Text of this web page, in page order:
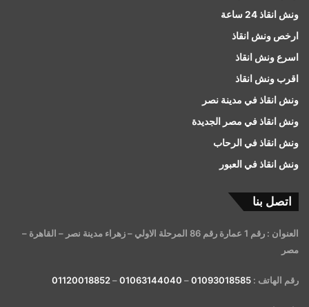
ونش انقاذ 24 ساعة
ارخص ونش انقاذ
اسرع ونش انقاذ
اقرب ونش انقاذ
ونش انقاذ في مدينة نصر
ونش انقاذ في مصر الجديدة
ونش انقاذ في الرحاب
ونش انقاذ في العبور
اتصل بنا
العنوان : رقم 1 عمارة رقم 86 المرحلة الاولي – زهراء مدينة نصر – القاهرة –
مصر
رقم الهاتف : 01093018585
–
01063144040
–
01120018852